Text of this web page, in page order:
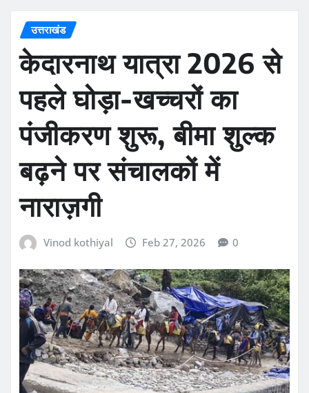
उत्तराखंड
केदारनाथ यात्रा 2026 से
पहले घोड़ा-खच्चरों का
पंजीकरण शुरू, बीमा शुल्क
बढ़ने पर संचालकों में
नाराज़गी
Vinod kothiyal Feb 27, 2026 0